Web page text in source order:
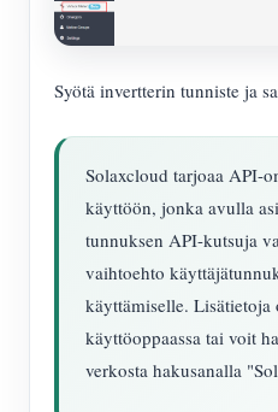
Syötä invertterin tunniste ja
Solaxcloud tarjoaa API-
käyttöön, jonka avulla
tunnuksen API-kutsuja
vaihtoehto
käyttämiselle. Lisätietoja
käyttöoppaassa tai voit
verkosta hakusanalla